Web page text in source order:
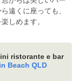
遠くに座っても、
しめます。
ristorante e bar
Beach QLD